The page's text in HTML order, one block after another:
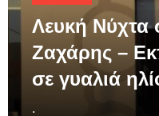
Λευκή Νύχτα
Ζαχάρης –
σε γυαλιά
.